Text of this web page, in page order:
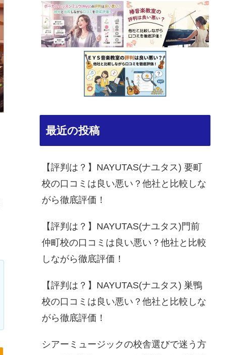
最近の投稿
【評判は？】NAYUTAS(ナユタス) 要町
校の口コミは良い悪い？他社と比較しな
がら徹底評価！
【評判は？】NAYUTAS(ナユタス)門前
仲町校の口コミは良い悪い？他社と比較
しながら徹底評価！
【評判は？】NAYUTAS(ナユタス) 巣鴨
校の口コミは良い悪い？他社と比較しな
がら徹底評価！
シアーミュージックの校舎選びで迷う方